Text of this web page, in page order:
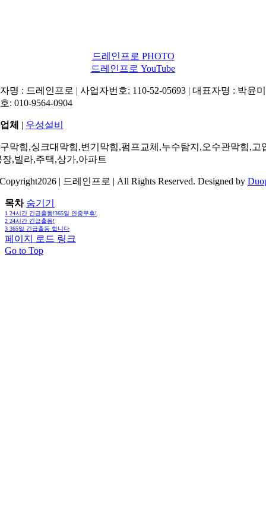
드레인프로 PHOTO
드레인프로 YouTube
명 : 드레인프로 | 사업자번호: 110-52-05693 | 대표자명 : 박윤
: 010-9564-0904
체 | 우성설비
막힘,싱크대막힘,변기막힘,펌프교체,누수탐지,오수관막힘,고
장,빌라,주택,상가,아파트
| 드레인프로 | All Rights Reserved. Designed by
목차 숨기기
1 24시간 긴급출동!365일 연중무휴!
2 24시간 긴급출동!
3 365일 긴급출동 합니다
페이지 로드 링크
Go to Top